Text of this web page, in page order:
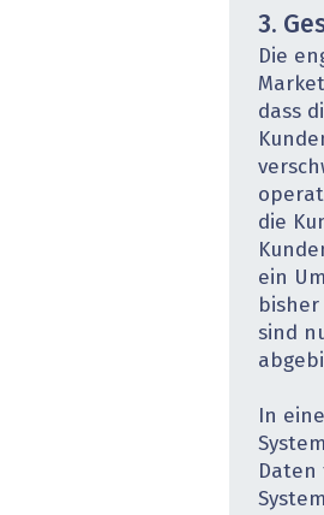
3.
Die
dass
die
ein
sind
In